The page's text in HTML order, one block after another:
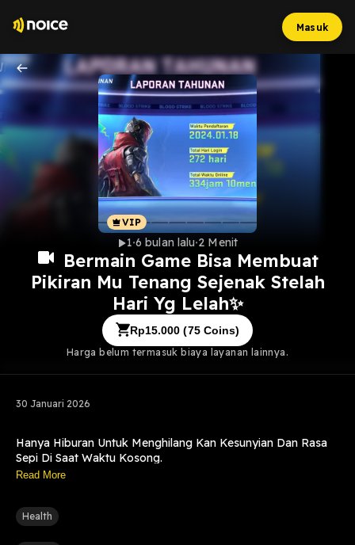
Masuk
1 6 bulan lalu 2 Menit
Bermain Game Bisa Membuat
Pikiran Mu Tenang Sejenak Stelah
Hari Yg Lelah✨️
Rp15.000 (75Coins)
Harga belum termasuk biaya layanan lainnya.
30 Januari 2026
Hanya Hiburan Untuk Menghilang Kan Kesunyian Dan Rasa
Sepi Di Saat Waktu Kosong.
Read More
Health